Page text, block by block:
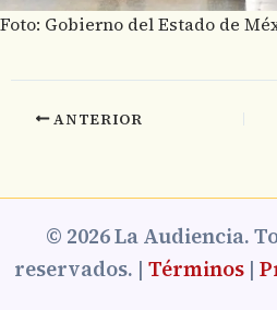
Foto: Gobierno del Estado de
ANTERIOR
© 2026 La Audiencia.
reservados. | Términos |